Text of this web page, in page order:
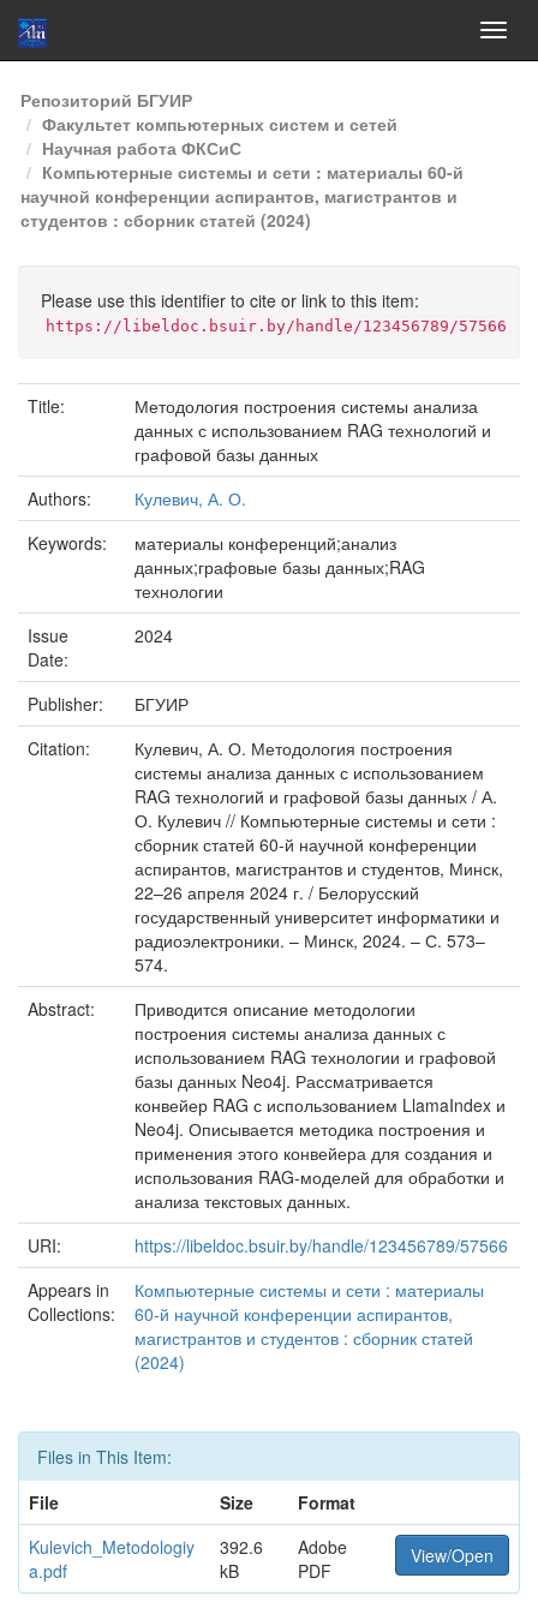
Skip
navigation
Репозиторий БГУИР
Факультет компьютерных систем и сетей
Научная работа ФКСиС
Компьютерные системы и сети : материалы 60-й
научной конференции аспирантов, магистрантов и
студентов : сборник статей (2024)
Please use this identifier to cite or link to this item:
https://libeldoc.bsuir.by/handle/123456789/57566
Title:
Методология построения системы анализа
данных с использованием RAG технологий и
графовой базы данных
Authors:
Кулевич, А. О.
Keywords:
материалы конференций;анализ
данных;графовые базы данных;RAG
технологии
Issue
Date:
2024
Publisher:
БГУИР
Citation:
Кулевич, А. О. Методология построения
системы анализа данных с использованием
RAG технологий и графовой базы данных / А.
О. Кулевич // Компьютерные системы и сети :
сборник статей 60-й научной конференции
аспирантов, магистрантов и студентов, Минск,
22–26 апреля 2024 г. / Белорусский
государственный университет информатики и
радиоэлектроники. – Минск, 2024. – С. 573–
574.
Abstract:
Приводится описание методологии
построения системы анализа данных с
использованием RAG технологии и графовой
базы данных Neo4j. Рассматривается
конвейер RAG с использованием LlamaIndex и
Neo4j. Описывается методика построения и
применения этого конвейера для создания и
использования RAG-моделей для обработки и
анализа текстовых данных.
URI:
https://libeldoc.bsuir.by/handle/123456789/57566
Appears in
Collections:
Компьютерные системы и сети : материалы
60-й научной конференции аспирантов,
магистрантов и студентов : сборник статей
(2024)
Files in This Item:
File
Size
Format
Kulevich_Metodologiy
a.pdf
392.6
kB
Adobe
PDF
View/Open